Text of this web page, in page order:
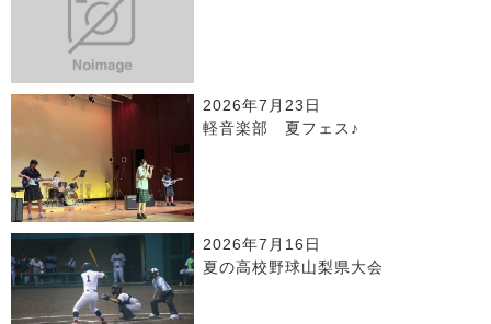
2026年7月23日
軽音楽部 夏フェス♪
2026年7月16日
夏の高校野球山梨県大会